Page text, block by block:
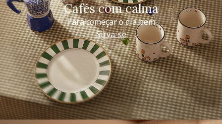
Cafés com calma
Para começar o dia bem
Sirva-se